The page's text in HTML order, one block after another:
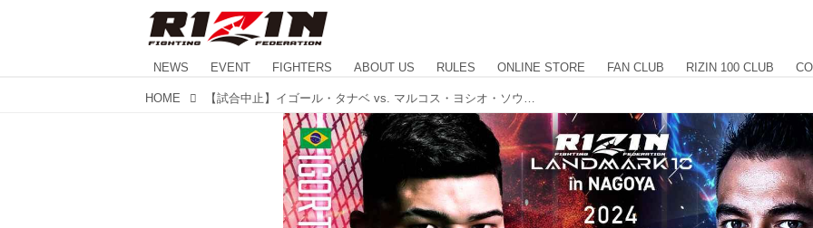
NEWS EVENT FIGHTERS ABOUT US RULES ONLINE STORE FAN CLUB RIZIN 100 CLUB
HOME